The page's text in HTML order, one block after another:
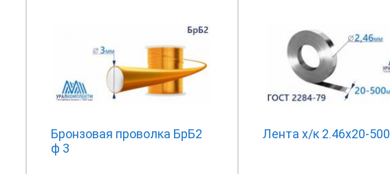
Бронзовая проволка БрБ2
ф 3
Лента х/к 2.46x20-500